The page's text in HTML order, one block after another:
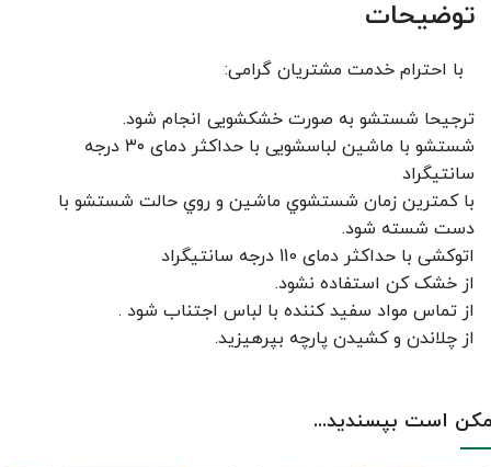
توضیحات
با احترام خدمت مشتریان گرامی:
ترجیحا شستشو به صورت خشکشویی انجام شود.
شستشو با ماشین لباسشویی با حداکثر دمای ۳۰ درجه
سانتیگراد
با کمترين زمان شستشوي ماشين و روي حالت شستشو با
دست شسته شود.
اتوکشی با حداکثر دمای 110 درجه سانتیگراد
از خشک کن استفاده نشود.
از تماس مواد سفید کننده با لباس اجتناب شود .
از چلاندن و کشيدن پارچه بپرهيزيد.
است بپسندید...